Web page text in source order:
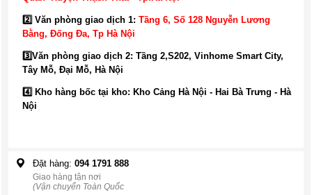
2️⃣ Văn phòng giao dịch 1: Tầng 6, Số 128 Nguyễn Lương
Bằng, Đống Đa, Tp Hà Nội
3️⃣Văn phòng giao dịch 2: Tầng 2,S202, Vinhome Smart City,
Tây Mỗ, Đại Mỗ, Hà Nội
4️⃣ Kho hàng bốc tại kho: Kho Cảng Hà Nội - Hai Bà Trưng - Hà
Nội
Đặt hàng: 094 1791 888
Giao hàng tận nơi
(Vận chuyển Toàn Quốc